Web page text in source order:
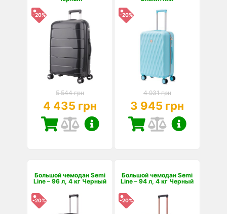
-20%
5 544 грн
4 435 грн
-20%
4 931 грн
3 945 грн
Большой чемодан Semi
Line – 96 л, 4 кг Черный
-20%
Большой чемодан Semi
Line – 94 л, 4 кг Черный
-20%